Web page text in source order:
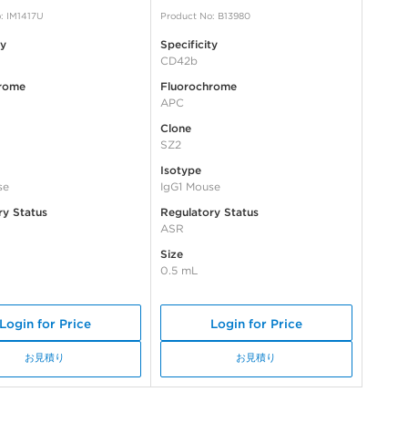
IM1417U
Status
Login for Price
お見積り
Product No: B13980
Specificity
CD42b
Fluorochrome
APC
Clone
SZ2
Isotype
IgG1 Mouse
Regulatory Status
ASR
Size
0.5 mL
Login for Price
お見積り